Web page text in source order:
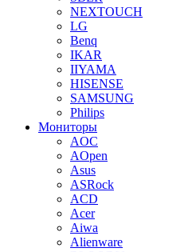
NEXTOUCH
LG
Benq
IKAR
IIYAMA
HISENSE
SAMSUNG
Philips
Мониторы
AOC
AOpen
Asus
ASRock
ACD
Acer
Aiwa
Alienware